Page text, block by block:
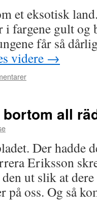
et eksotisk
fargene gult og
får så
videre →
all
Der hadde
Eriksson
ut slik at
på oss. Og så